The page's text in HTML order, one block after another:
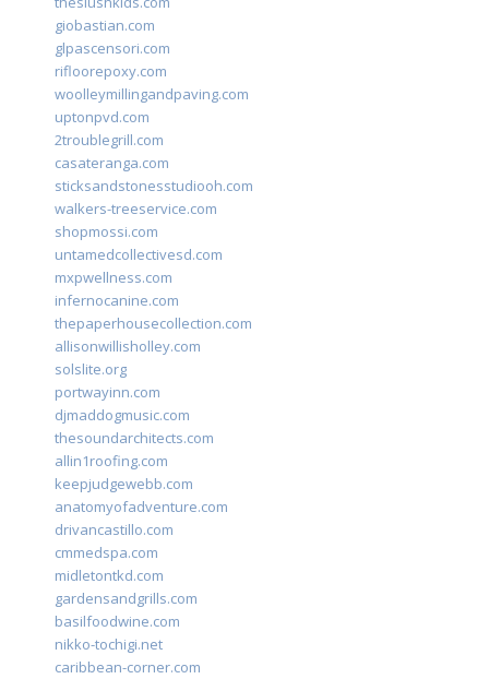
giobastian.com
glpascensori.com
rifloorepoxy.com
woolleymillingandpaving.com
uptonpvd.com
2troublegrill.com
casateranga.com
sticksandstonesstudiooh.com
walkers-treeservice.com
shopmossi.com
untamedcollectivesd.com
mxpwellness.com
infernocanine.com
thepaperhousecollection.com
allisonwillisholley.com
solslite.org
portwayinn.com
djmaddogmusic.com
thesoundarchitects.com
allin1roofing.com
keepjudgewebb.com
anatomyofadventure.com
drivancastillo.com
cmmedspa.com
midletontkd.com
gardensandgrills.com
basilfoodwine.com
nikko-tochigi.net
caribbean-corner.com